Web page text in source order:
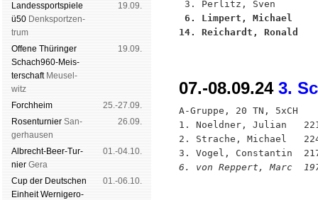
Landes­sport­spiele
ü50 Denk­sport­zen­
trum
19.09.
Offene Thü­rin­ger
Schach960-Meis­
ter­schaftMeu­sel­
witz
19.09.
Forch­heim
25.-27.09.
Rosen­tur­nier San­
ger­hau­sen
26.09.
Albrecht-Beer-Tur­
nier Ge­ra
01.-04.10.
Cup der Deut­schen
Ein­heit Wer­ni­ge­ro­
01.-06.10.
6. Limpert, Michael
14. Reichardt, Ronald
07.-08.09.24 3.
A-Gruppe, 20 TN, 5xCH
1. Noeldner, Julian
2. Strache, Michael
6. von Reppert, Marc